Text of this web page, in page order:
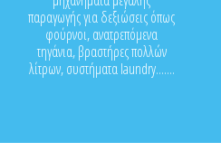
παραγωγής για δεξιώσεις όπως
φούρνοι, ανατρεπόμενα
τηγάνια, βραστήρες πολλών
λίτρων, συστήματα laundry.......